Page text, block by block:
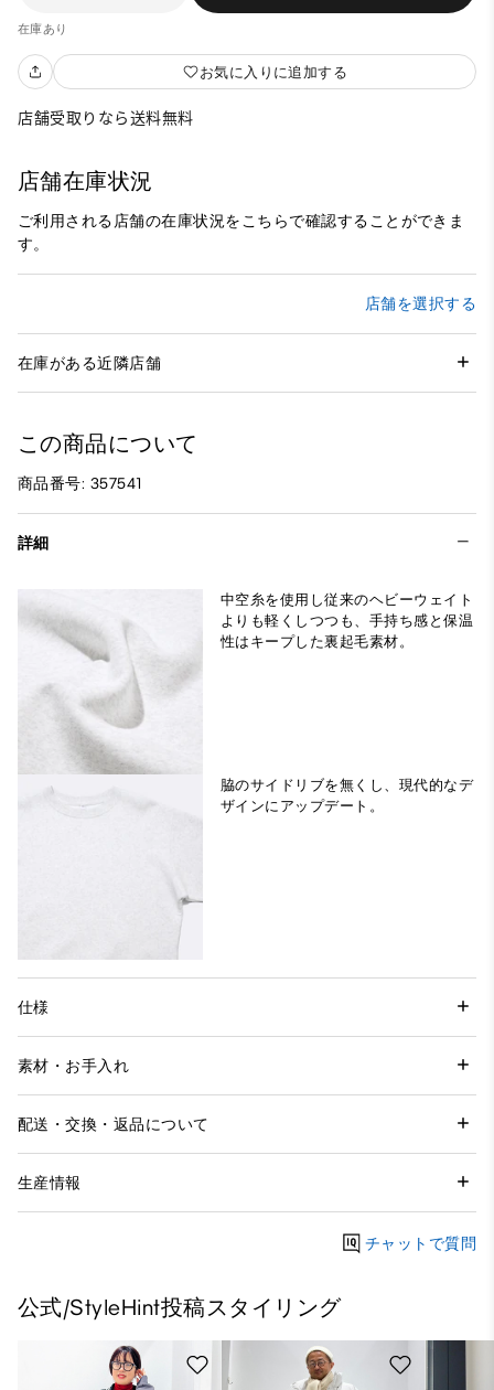
在庫あり
お気に入りに追加する
店舗受取りなら送料無料
店舗在庫状況
ご利用される店舗の在庫状況をこちらで確認することができま
す。
店舗を選択する
在庫がある近隣店舗
この商品について
商品番号: 357541
詳細
中空糸を使用し従来のヘビーウェイト
よりも軽くしつつも、手持ち感と保温
性はキープした裏起毛素材。
脇のサイドリブを無くし、現代的なデ
ザインにアップデート。
仕様
素材・お手入れ
配送・交換・返品について
生産情報
チャットで質問
公式/StyleHint投稿スタイリング